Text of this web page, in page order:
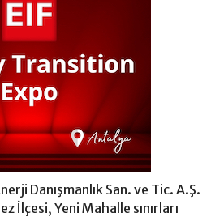
Danışmanlık San. ve Tic. A.Ş.
İlçesi, Yeni Mahalle sınırları